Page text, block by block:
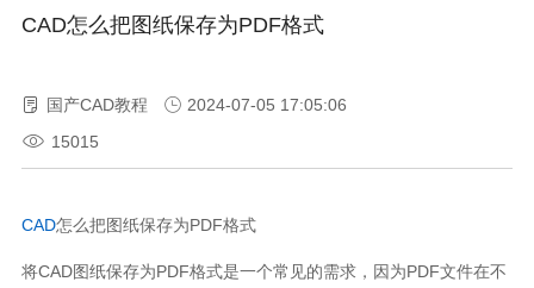
CAD怎么把图纸保存为PDF格式
国产CAD教程
2024-07-05 17:05:06
15015
CAD怎么把图纸保存为PDF格式
将CAD图纸保存为PDF格式是一个常见的需求，因为PDF文件在不